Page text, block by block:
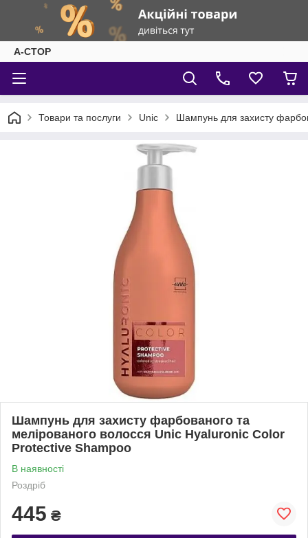
А-СТОР
Товари та послуги Unic Шампунь для захисту
Шампунь для захисту фарбованого та
мелірованого волосся Unic Hyaluronic Color
Protective Shampoo
В наявності
Роздріб
445 ₴